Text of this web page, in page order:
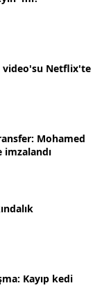
video'su Netflix'te
Mohamed
imzalandı
Kayıp kedi